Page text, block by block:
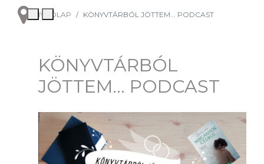
NYITÓLAP KÖNYVTÁRBÓL JÖTTEM... PODCAST
KÖNYVTÁRBÓL
JÖTTEM... PODCAST